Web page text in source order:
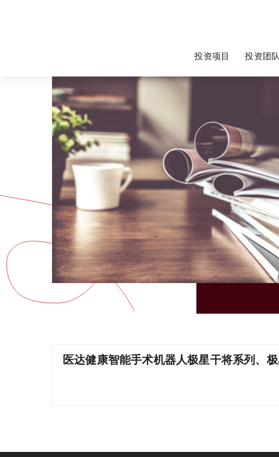
投资项目 投资团队
医达健康智能手术机器人极星干将系列、